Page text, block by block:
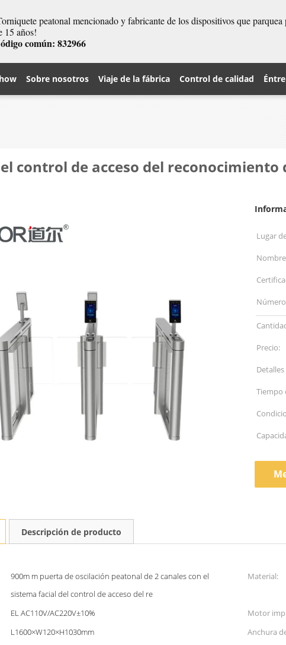
peatonal mencionado y fabricante de los dispositivos que parquea
15 años!
común: 832966
Sobre nosotros Viaje de la fábrica Control de calidad
control de acceso del
Lugar
mínima:
Precio:
Tiempo
Descripción de producto
900m m puerta de oscilación peatonal de 2 canales con el
sistema facial del control de acceso del re
Material:
EL AC110V/AC220V±10% Motor
L1600×W120×H1030mm Anchura